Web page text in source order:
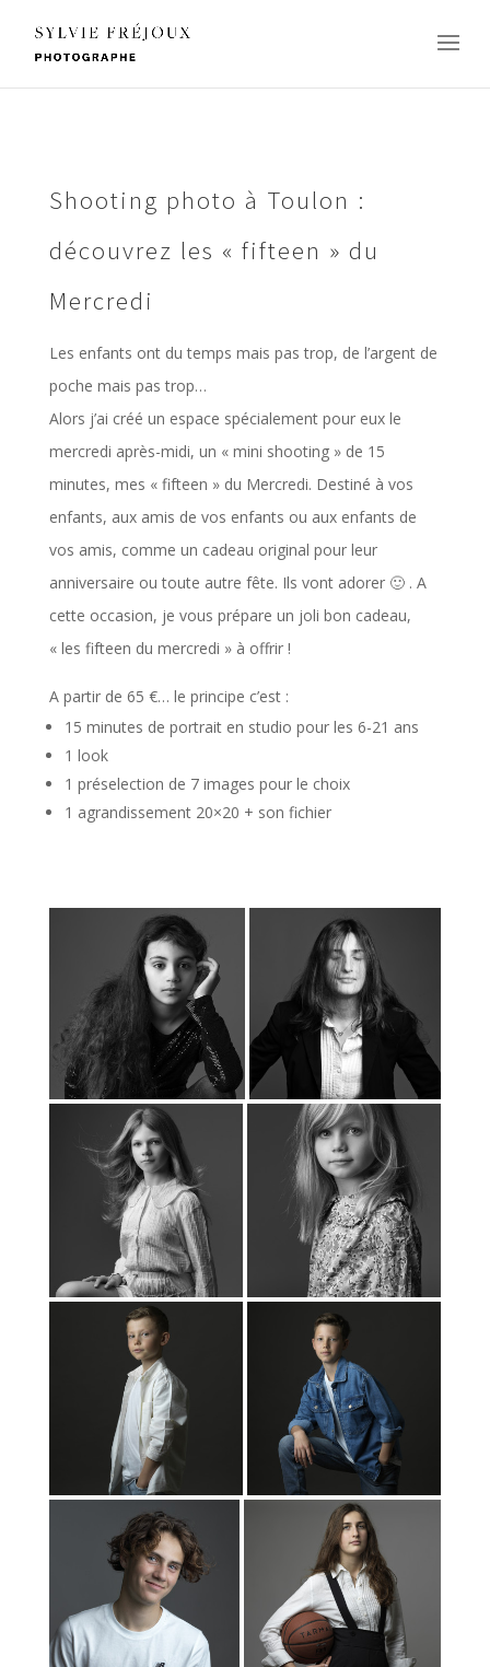
Shooting photo à Toulon :
découvrez les « fifteen » du
Mercredi
Les enfants ont du temps mais pas trop, de l’argent de
poche mais pas trop…
Alors j’ai créé un espace spécialement pour eux le
mercredi après-midi, un « mini shooting » de 15
minutes, mes « fifteen » du Mercredi. Destiné à vos
enfants, aux amis de vos enfants ou aux enfants de
vos amis, comme un cadeau original pour leur
anniversaire ou toute autre fête. Ils vont adorer 🙂 . A
cette occasion, je vous prépare un joli bon cadeau,
« les fifteen du mercredi » à offrir !
A partir de 65 €… le principe c’est :
15 minutes de portrait en studio pour les 6-21 ans
1 look
1 préselection de 7 images pour le choix
1 agrandissement 20×20 + son fichier